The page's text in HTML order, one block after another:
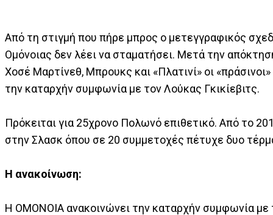
Από τη στιγμή που πήρε μπρος ο μετεγγραφικός
Ομόνοιας δεν λέει να σταματήσει. Μετά την
Χοσέ Μαρτίνεθ, Μπρουκς και «Πλατινί» οι
την καταρχήν συμφωνία με τον Λούκας Γκικίεβιτς.
Πρόκειται για 25χρονο Πολωνό επιθετικό. Από το
στην Σλασκ όπου σε 20 συμμετοχές πέτυχε δυο
Η ανακοίνωση:
Η ΟΜΟΝΟΙΑ ανακοινώνει την καταρχήν συμφωνία με